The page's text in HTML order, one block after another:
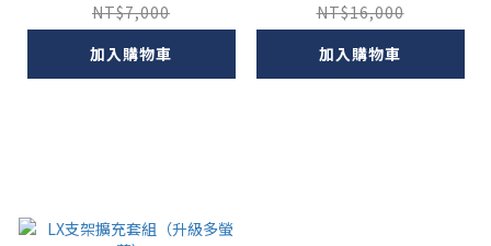
NT$7,000
加入購物車
NT$16,000
加入購物車